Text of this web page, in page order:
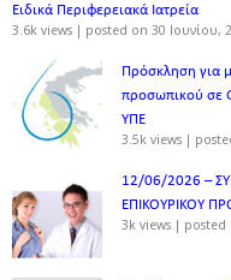
Ειδικά Περιφερειακά Ιατρεία
3.6k views | posted on 30 Ιουνίου,
Πρόσκληση για
προσωπικού σε
ΥΠΕ
3.5k views |
12/06/2026 –
ΕΠΙΚΟΥΡΙΚΟΥ
3k views | posted